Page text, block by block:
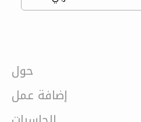
حول
إضافة عمل